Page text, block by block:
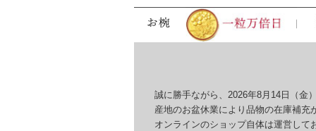
誠に勝手ながら、2026年8月14日（金）
産地のお盆休業により品物の在庫補充が
オンラインのショップ自体は運営して